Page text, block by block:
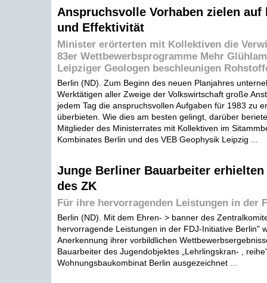
Anspruchsvolle Vorhaben zielen auf
und Effektivität
Minister erörterten mit Kollektiven die
83er Wettbewerbsprogramme Mehr
Leipziger Geologen beschleunigen
Berlin (ND). Zum Beginn des neuen Planjahres
Werktätigen aller Zweige der Volkswirtschaft große
jedem Tag die anspruchsvollen Aufgaben für 1983 zu
überbieten. Wie dies am besten gelingt, darüber
Mitglieder des Ministerrates mit Kollektiven im
Kombinates Berlin und des VEB Geophysik Leipzig ...
Junge Berliner Bauarbeiter erhielten
des ZK
Für ihre hervorragenden Leistungen in der
Berlin (ND). Mit dem Ehren- > banner des
hervorragende Leistungen in der FDJ-Initiative Berlin"
Anerkennung ihrer vorbildlichen
Bauarbeiter des Jugendobjektes „Lehrlingskran- ,
Wohnungsbaukombinat Berlin ausgezeichnet ...